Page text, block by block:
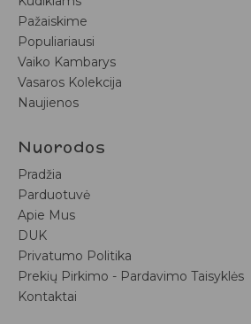
Pažaiskime
Populiariausi
Vaiko Kambarys
Vasaros Kolekcija
Naujienos
Nuorodos
Pradžia
Parduotuvė
Apie Mus
DUK
Privatumo Politika
Prekių Pirkimo - Pardavimo Taisyklės
Kontaktai